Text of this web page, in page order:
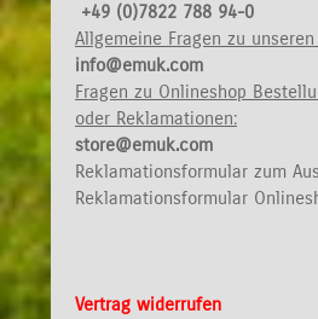
+49 (0)7822 788 94-0
Allgemeine Fragen zu
info@emuk.com
Fragen zu Onlineshop
oder Reklamationen:
store@emuk.com
Reklamationsformular zum
Reklamationsformular
Vertrag widerrufen